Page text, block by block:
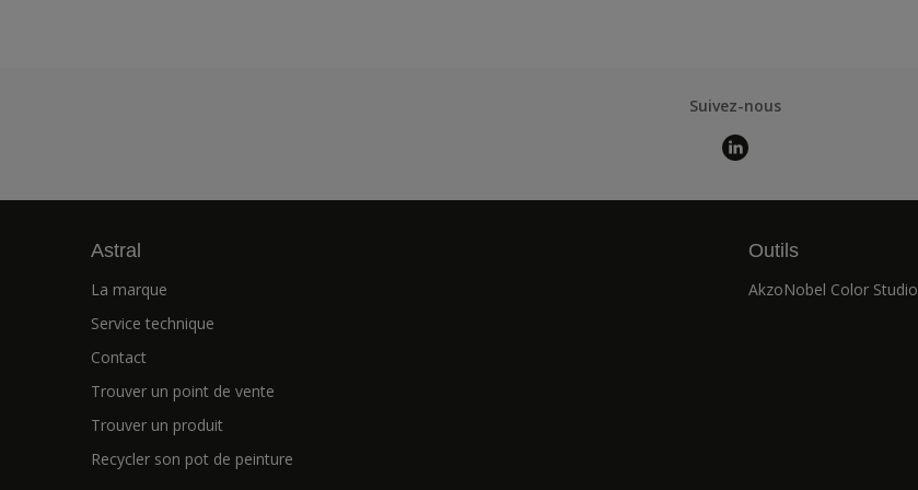
Suivez-nous
Astral
La marque
Service technique
Contact
Trouver un point de vente
Trouver un produit
Recycler son pot de peinture
Outils
AkzoNobel Color Studio